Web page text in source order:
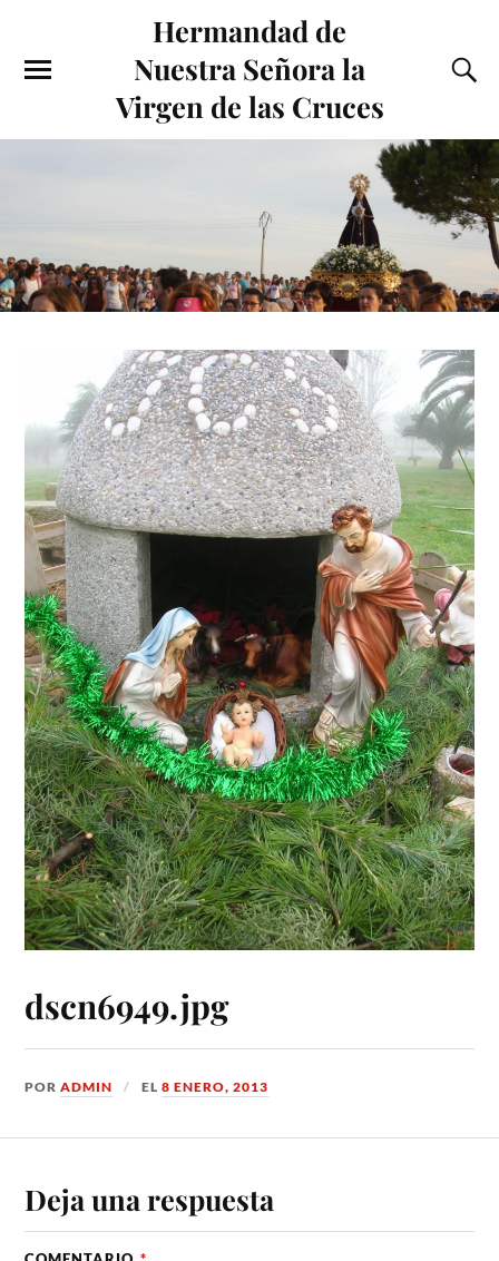
Hermandad de
Nuestra Señora la
Virgen de las Cruces
dscn6949.jpg
PORADMIN EL8 ENERO, 2013
Deja una respuesta